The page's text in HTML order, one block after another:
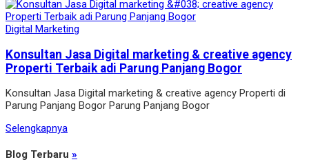
Digital Marketing
Konsultan Jasa Digital marketing & creative agency
Properti Terbaik adi Parung Panjang Bogor
Konsultan Jasa Digital marketing & creative agency Properti di
Parung Panjang Bogor Parung Panjang Bogor
Selengkapnya
Blog Terbaru »